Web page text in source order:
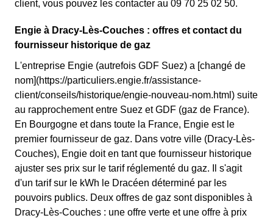
client, vous pouvez les contacter au 09 70 25 02 50.
Engie à Dracy-Lès-Couches : offres et contact du
fournisseur historique de gaz
L'entreprise Engie (autrefois GDF Suez) a [changé de
nom](https://particuliers.engie.fr/assistance-
client/conseils/historique/engie-nouveau-nom.html) suite
au rapprochement entre Suez et GDF (gaz de France).
En Bourgogne et dans toute la France, Engie est le
premier fournisseur de gaz. Dans votre ville (Dracy-Lès-
Couches), Engie doit en tant que fournisseur historique
ajuster ses prix sur le tarif réglementé du gaz. Il s'agit
d'un tarif sur le kWh le Dracéen déterminé par les
pouvoirs publics. Deux offres de gaz sont disponibles à
Dracy-Lès-Couches : une offre verte et une offre à prix